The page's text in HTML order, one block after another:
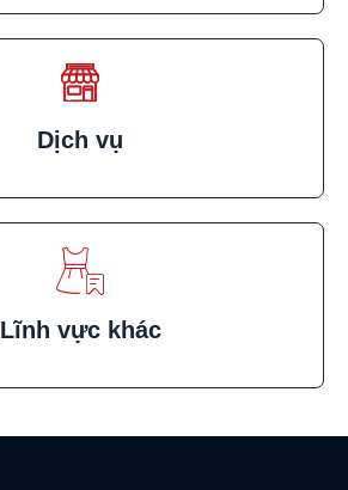
Dịch vụ
Lĩnh vực khác